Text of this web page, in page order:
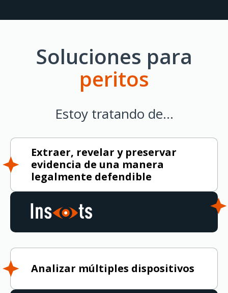
Soluciones para
peritos
Estoy tratando de…
Extraer, revelar y preservar
evidencia de una manera
legalmente defendible
Analizar múltiples dispositivos